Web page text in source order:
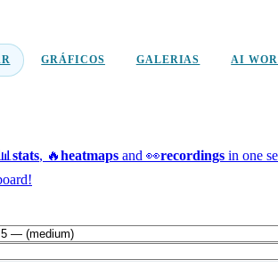
GRÁFICOS GALERIAS AI
stats, 🔥heatmaps and 👀recordings in one